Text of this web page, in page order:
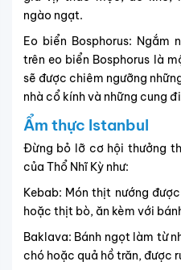
ngào ngạt.
Eo biển Bosphorus: Ngắm
trên eo biển Bosphorus là
sẽ được chiêm ngưỡng
nhà cổ kính và những cung
Ẩm thực Istanbul
Đừng bỏ lỡ cơ hội thưởng
của Thổ Nhĩ Kỳ như:
Kebab: Món thịt nướng
hoặc thịt bò, ăn kèm với
Baklava: Bánh ngọt làm từ
chó hoặc quả hồ trăn, được